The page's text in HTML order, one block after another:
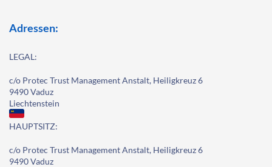
Adressen:
LEGAL:
c/o Protec Trust Management Anstalt, Heiligkreuz 6
9490 Vaduz
Liechtenstein
HAUPTSITZ:
c/o Protec Trust Management Anstalt, Heiligkreuz 6
9490 Vaduz